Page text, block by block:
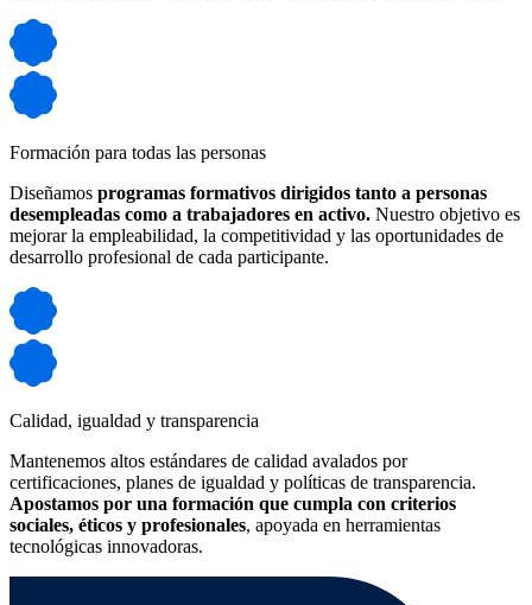
Formación para todas las personas
Diseñamos programas formativos dirigidos tanto a personas
desempleadas como a trabajadores en activo. Nuestro objetivo es
mejorar la empleabilidad, la competitividad y las oportunidades de
desarrollo profesional de cada participante.
Calidad, igualdad y transparencia
Mantenemos altos estándares de calidad avalados por
certificaciones, planes de igualdad y políticas de transparencia.
Apostamos por una formación que cumpla con criterios
sociales, éticos y profesionales, apoyada en herramientas
tecnológicas innovadoras.